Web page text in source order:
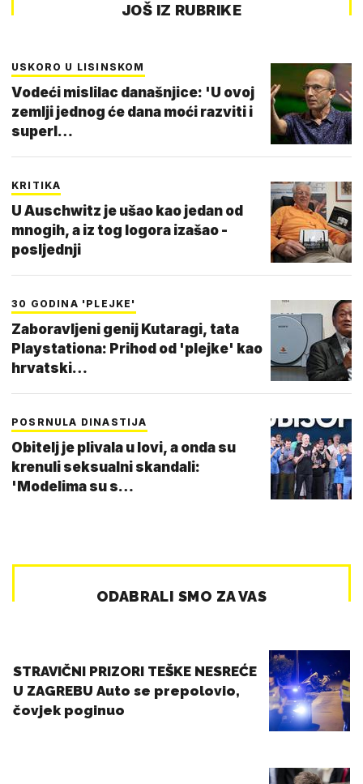
JOŠ IZ RUBRIKE
USKORO U LISINSKOM
Vodeći mislilac današnjice: 'U ovoj
zemlji jednog će dana moći razviti i
superl…
KRITIKA
U Auschwitz je ušao kao jedan od
mnogih, a iz tog logora izašao -
posljednji
30 GODINA 'PLEJKE'
Zaboravljeni genij Kutaragi, tata
Playstationa: Prihod od 'plejke' kao
hrvatski…
POSRNULA DINASTIJA
Obitelj je plivala u lovi, a onda su
krenuli seksualni skandali:
'Modelima su s…